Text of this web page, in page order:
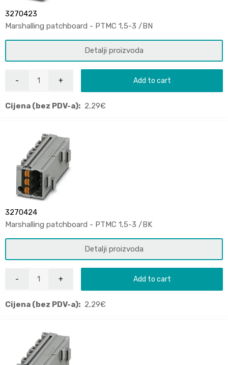
3270423
Marshalling patchboard - PTMC 1,5-3 /BN
Detalji proizvoda
Add to cart
Cijena (bez PDV-a): 2,29€
3270424
Marshalling patchboard - PTMC 1,5-3 /BK
Detalji proizvoda
Add to cart
Cijena (bez PDV-a): 2,29€